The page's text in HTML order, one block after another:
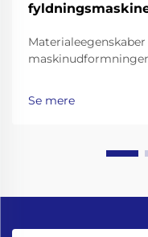
og
Se mere